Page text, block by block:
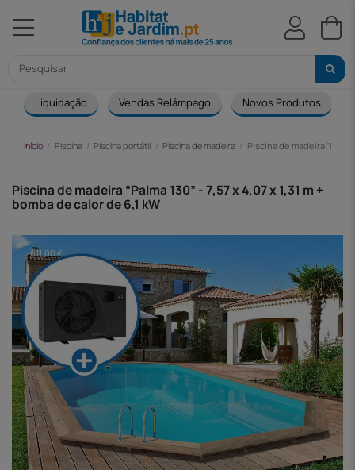
Liquidação Vendas Relâmpago Novos Produtos
Início Piscina Piscina portátil Piscina de madeira Piscina de madeira “Palma
Piscina de madeira “Palma 130” - 7,57 x 4,07 x 1,31 m +
bomba de calor de 6,1 kW
-611,00 €